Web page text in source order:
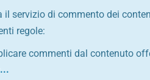
il servizio di commento dei
regole:
commenti dal contenuto
alle leggi dello Stato